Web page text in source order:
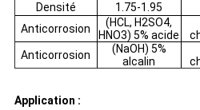
Densité
1.75-1.95
Anticorrosion
(HCL, H2SO4,
HNO3) 5% acide
Anticorrosion
(NaOH) 5%
alcalin
Application :